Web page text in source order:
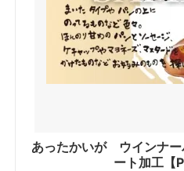
あったかいが ウインナ
ート加工【